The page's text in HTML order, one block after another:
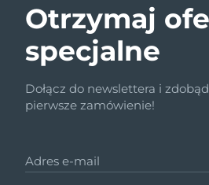
Otrzymaj
specjalne
Dołącz do newslettera i
pierwsze zamówienie!
Adres e-mail